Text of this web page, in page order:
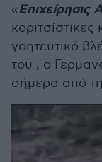
«Επιχείρησις
γοητευτικό
του , ο
σήμερα από